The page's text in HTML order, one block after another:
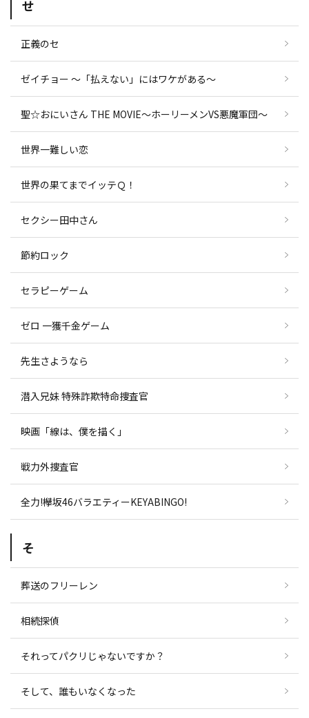
せ
正義のセ
ゼイチョー ～「払えない」にはワケがある～
聖☆おにいさん THE MOVIE～ホーリーメンVS悪魔軍団～
世界一難しい恋
世界の果てまでイッテＱ！
セクシー田中さん
節約ロック
セラピーゲーム
ゼロ 一獲千金ゲーム
先生さようなら
潜入兄妹 特殊詐欺特命捜査官
映画「線は、僕を描く」
戦力外捜査官
全力!欅坂46バラエティーKEYABINGO!
そ
葬送のフリーレン
相続探偵
それってパクリじゃないですか？
そして、誰もいなくなった